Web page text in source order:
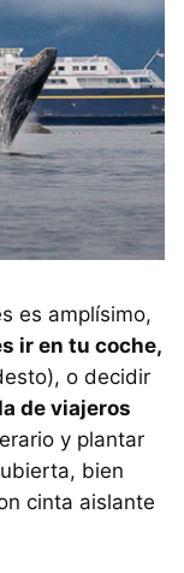
es amplísimo,
ir en tu coche,
o decidir
de viajeros
y plantar
bien
cinta aislante